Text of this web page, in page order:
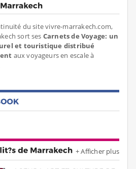
du site vivre-marrakech.com,
sort ses Carnets de Voyage: un
et touristique distribué
aux voyageurs en escale à
+ Afficher plus